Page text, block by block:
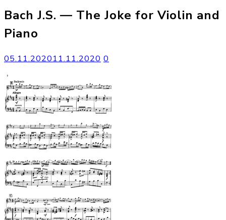
Bach J.S. — The Joke for Violin and
Piano
05.11.202011.11.2020 0